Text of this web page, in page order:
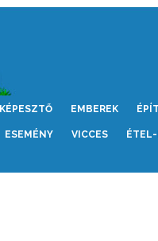
EMBEREK
ESEMÉNY VICCES